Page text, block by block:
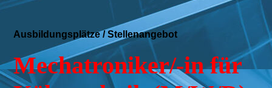
Ausbildungsplätze / Stellenangebot
Mechatroniker/-in für